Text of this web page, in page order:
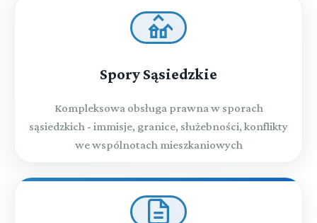
Spory Sąsiedzkie
Kompleksowa obsługa prawna w sporach
sąsiedzkich - immisje, granice, służebności, konflikty
we wspólnotach mieszkaniowych